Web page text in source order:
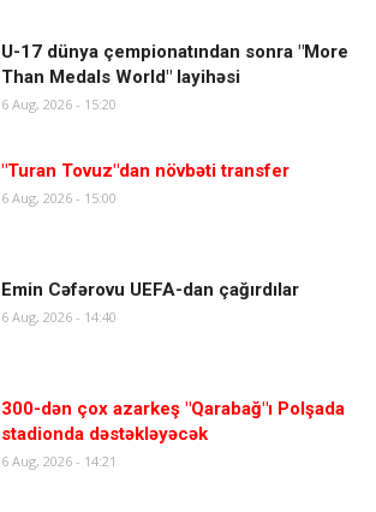
U-17 dünya çempionatından sonra "More
Than Medals World" layihəsi
6 Aug, 2026 - 15:20
"Turan Tovuz"dan növbəti transfer
6 Aug, 2026 - 15:00
Emin Cəfərovu UEFA-dan çağırdılar
6 Aug, 2026 - 14:40
300-dən çox azarkeş "Qarabağ"ı Polşada
stadionda dəstəkləyəcək
6 Aug, 2026 - 14:21